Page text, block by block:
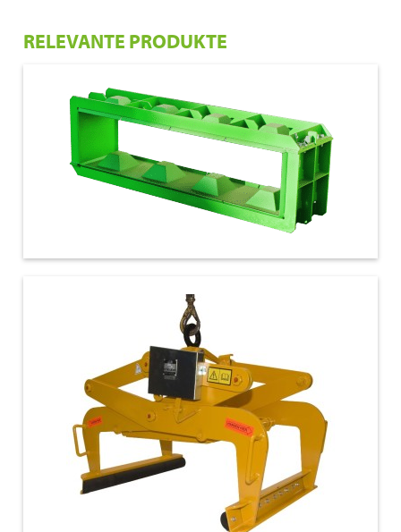
RELEVANTE PRODUKTE
€ 1.050,00